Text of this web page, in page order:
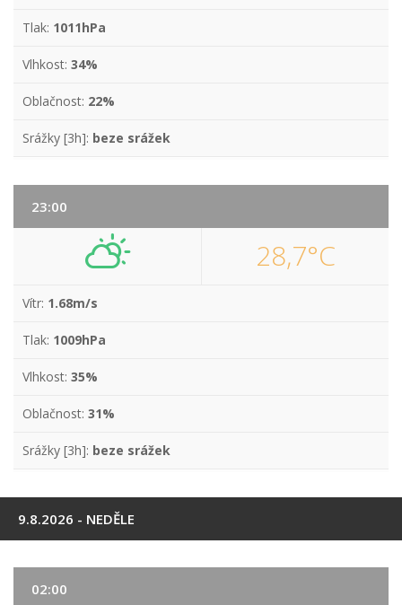
Tlak: 1011hPa
Vlhkost: 34%
Oblačnost: 22%
Srážky [3h]: beze srážek
23:00
28,7°C
Vítr: 1.68m/s
Tlak: 1009hPa
Vlhkost: 35%
Oblačnost: 31%
Srážky [3h]: beze srážek
9.8.2026 - NEDĚLE
02:00